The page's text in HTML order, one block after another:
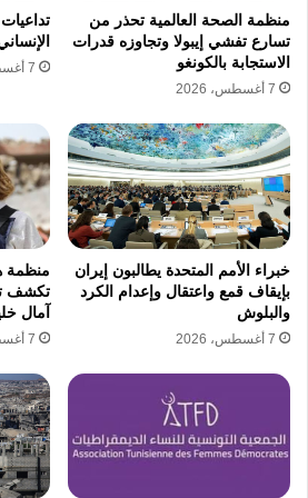
باتت تستهدف العمق الحدودي
جيش الاحتلال الحفاظ على حالة
تغير من موازين القوى على
الضغوط على جيش الاحتلال
الاختراق الجوي التي تجعل من
وضع دائم من القلق
ركزت التقارير العسكرية
على ضرورة مراجعة أنظمة
من قبل جيش الاحتلال لمواجهة
المشبوهة. يواجه جيش الاحتلال
ولوجستية معقدة في تأمين
منظمة الصحة العالمية تحذر من
تسارع تفشي إيبولا وتجاوزه قدرات
الاستجابة بالكونغو
7 أغسطس، 2026
7 أغسطس، 2026
خبراء الأمم المتحدة يطالبون إيران
بإيقاف قمع واعتقال وإعدام الكرد
والبلوش
7 أغسطس، 2026
منظمة
تكشف
آمال
7 أغسطس، 2026